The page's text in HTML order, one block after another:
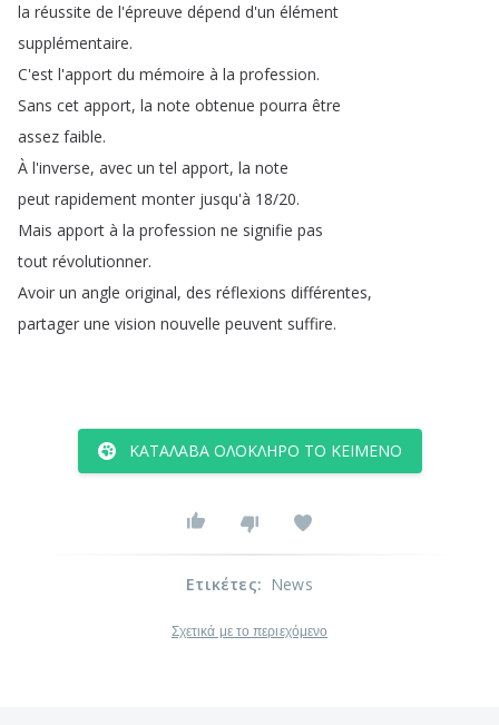
la réussite de l'épreuve dépend d'un élément
supplémentaire.
C'est l'apport du mémoire à la profession.
Sans cet apport, la note obtenue pourra être
assez faible.
À l'inverse, avec un tel apport, la note
peut rapidement monter jusqu'à 18/20.
Mais apport à la profession ne signifie pas
tout révolutionner.
Avoir un angle original, des réflexions différentes,
partager une vision nouvelle peuvent suffire.
ΚΑΤΆΛΑΒΑ ΟΛΌΚΛΗΡΟ ΤΟ ΚΕΊΜΕΝΟ
Ετικέτες: News
Σχετικά με το περιεχόμενο